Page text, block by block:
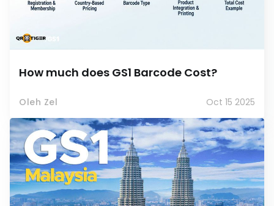
How much does GS1 Barcode Cost?
Oleh Zel Oct 15 2025